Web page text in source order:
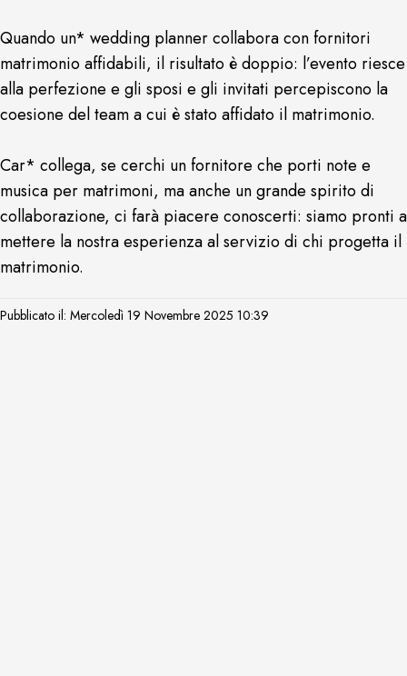
Quando un* wedding planner collabora con fornitori
matrimonio affidabili, il risultato è doppio: l’evento riesce
alla perfezione e gli sposi e gli invitati percepiscono la
coesione del team a cui è stato affidato il matrimonio.
Car* collega, se cerchi un fornitore che porti note e
musica per matrimoni, ma anche un grande spirito di
collaborazione, ci farà piacere conoscerti: siamo pronti a
mettere la nostra esperienza al servizio di chi progetta il
matrimonio.
Pubblicato il: Mercoledì 19 Novembre 2025 10:39